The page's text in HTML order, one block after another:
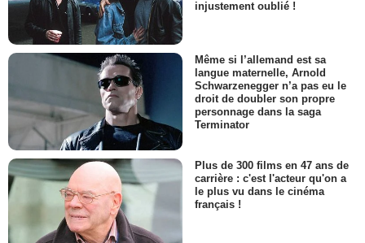
injustement oublié !
Même si l’allemand est sa
langue maternelle, Arnold
Schwarzenegger n’a pas eu le
droit de doubler son propre
personnage dans la saga
Terminator
Plus de 300 films en 47 ans de
carrière : c'est l'acteur qu'on a
le plus vu dans le cinéma
français !